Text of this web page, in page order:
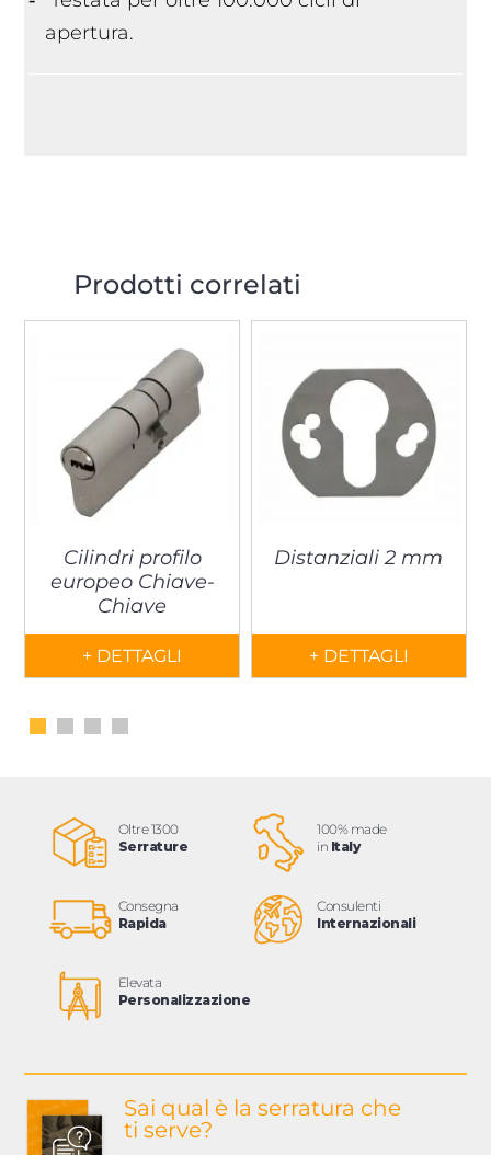
apertura.
Prodotti correlati
Cilindri profilo
europeo Chiave-
Chiave
+ DETTAGLI
Distanziali 2 mm
+ DETTAGLI
Oltre 1300
Serrature
100% made
in Italy
Consegna
Rapida
Consulenti
Internazionali
Elevata
Personalizzazione
Sai qual è la serratura che
ti serve?